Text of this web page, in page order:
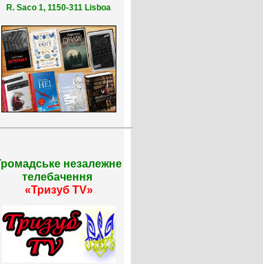
R. Saco 1, 1150-311 Lisboa
незалежне
телебачення
«Тризуб TV»